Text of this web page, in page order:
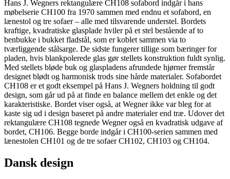
Hans J. Wegners rektangulære CH108 sofabord indgår i hans
møbelserie CH100 fra 1970 sammen med endnu et sofabord, en
lænestol og tre sofaer – alle med tilsvarende understel. Bordets
kraftige, kvadratiske glasplade hviler på et stel bestående af to
benbukke i bukket fladstål, som er koblet sammen via to
tværliggende stålsarge. De sidste fungerer tillige som bæringer for
pladen, hvis blankpolerede glas gør stellets konstruktion fuldt synlig.
Med stellets bløde buk og glaspladens afrundede hjørner fremstår
designet blødt og harmonisk trods sine hårde materialer. Sofabordet
CH108 er et godt eksempel på Hans J. Wegners holdning til godt
design, som går ud på at finde en balance mellem det enkle og det
karakteristiske. Bordet viser også, at Wegner ikke var bleg for at
kaste sig ud i design baseret på andre materialer end træ. Udover det
rektangulære CH108 tegnede Wegner også en kvadratisk udgave af
bordet, CH106. Begge borde indgår i CH100-serien sammen med
lænestolen CH101 og de tre sofaer CH102, CH103 og CH104.
Dansk design